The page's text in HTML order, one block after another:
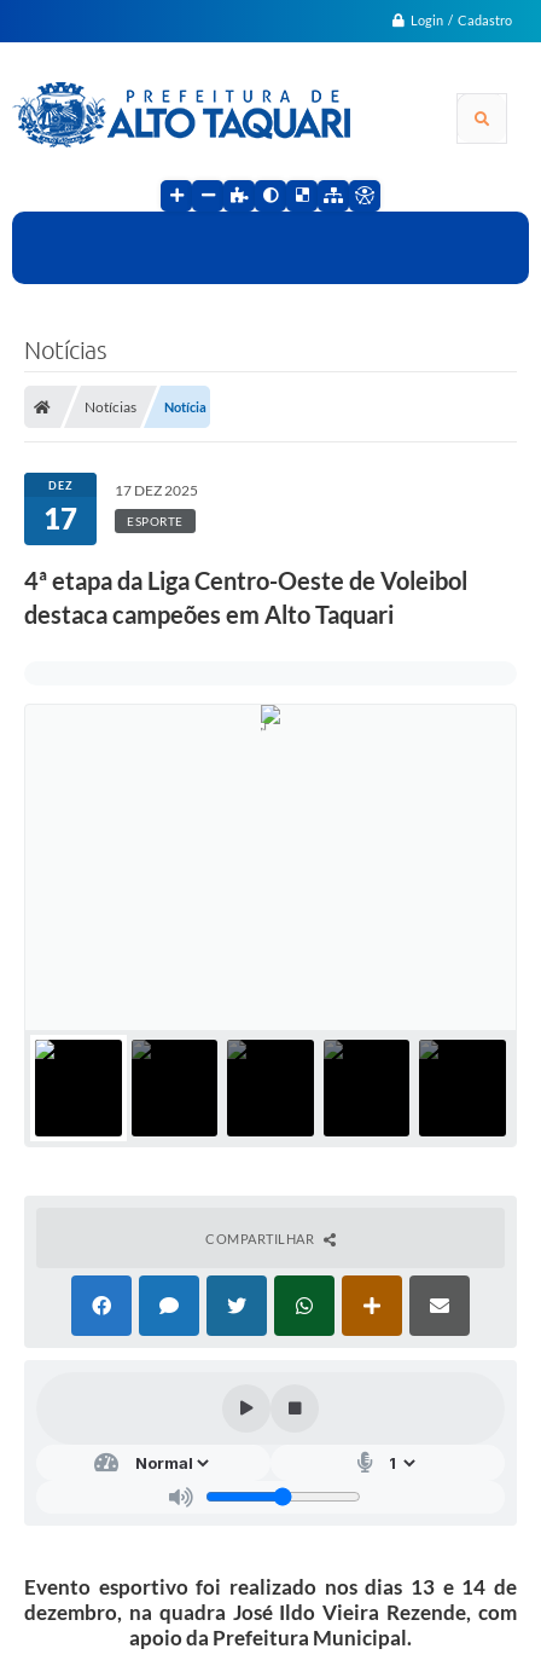
Login / Cadastro
Notícias
Notícias Notícia
DEZ
17
17 DEZ 2025
ESPORTE
4ª etapa da Liga Centro-Oeste de Voleibol
destaca campeões em Alto Taquari
COMPARTILHAR
Evento esportivo foi realizado nos dias 13 e 14 de
dezembro, na quadra José Ildo Vieira Rezende, com
apoio da Prefeitura Municipal.